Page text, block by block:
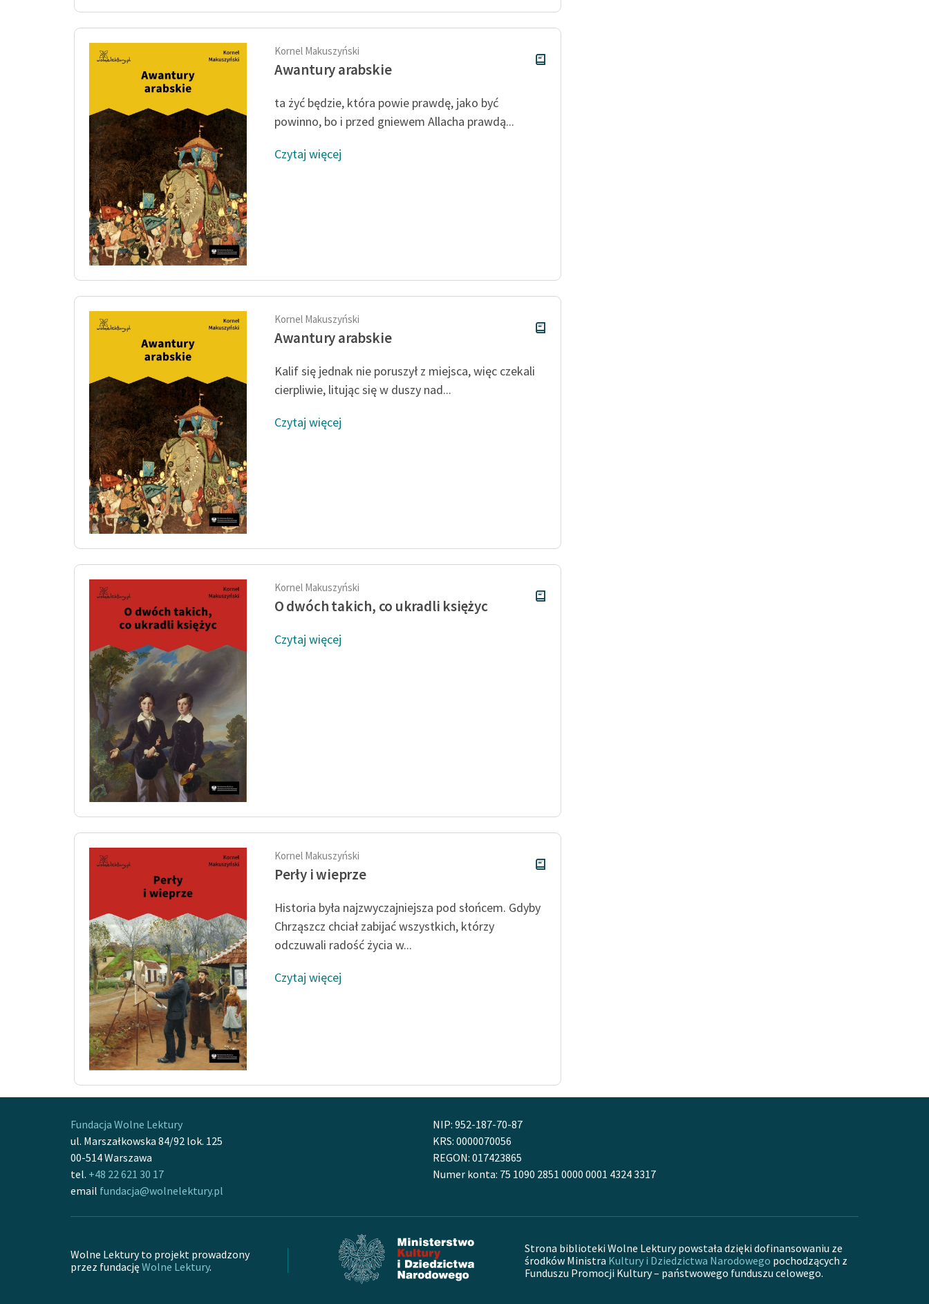
Kornel Makuszyński
Awantury arabskie
ta żyć będzie, która powie prawdę, jako być
powinno, bo i przed gniewem Allacha prawdą...
Czytaj więcej
Kornel Makuszyński
Awantury arabskie
Kalif się jednak nie poruszył z miejsca, więc czekali
cierpliwie, litując się w duszy nad...
Czytaj więcej
Kornel Makuszyński
O dwóch takich, co ukradli księżyc
Czytaj więcej
Kornel Makuszyński
Perły i wieprze
Historia była najzwyczajniejsza pod słońcem. Gdyby
Chrząszcz chciał zabijać wszystkich, którzy
odczuwali radość życia w...
Czytaj więcej
Fundacja Wolne Lektury
ul. Marszałkowska 84/92 lok. 125
00-514 Warszawa
tel. +48 22 621 30 17
email fundacja@wolnelektury.pl
NIP: 952-187-70-87
KRS: 0000070056
REGON: 017423865
Numer konta: 75 1090 2851 0000 0001 4324 3317
Wolne Lektury to projekt prowadzony
przez fundację Wolne Lektury.
Strona biblioteki Wolne Lektury powstała dzięki dofinansowaniu ze
środków Ministra Kultury i Dziedzictwa Narodowego pochodzących z
Funduszu Promocji Kultury – państwowego funduszu celowego.